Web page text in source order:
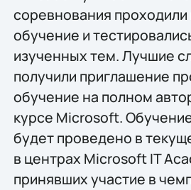
соревнования
обучение и
изученных тем. Лучшие
получили приглашение
обучение на полном
курсе Microsoft.
будет проведено в
в центрах Microsoft IT
принявших участие в